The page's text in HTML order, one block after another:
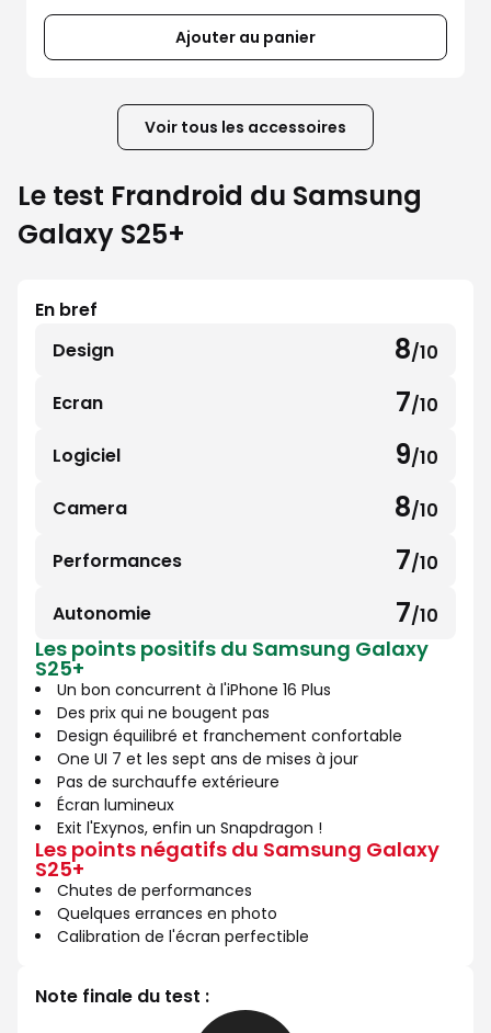
Ajouter au panier
Voir tous les accessoires
Le test Frandroid du Samsung
Galaxy S25+
En bref
Design
8/10
8
10
Ecran 7/10
7
10
Logiciel 9/10
9
10
Camera 8/10
8
10
Performances 7/10
7
10
Autonomie 7/10
7
sur
10
Les points positifs du Samsung Galaxy
S25+
Un bon concurrent à l'iPhone 16 Plus
Des prix qui ne bougent pas
Design équilibré et franchement confortable
One UI 7 et les sept ans de mises à jour
Pas de surchauffe extérieure
Écran lumineux
Exit l'Exynos, enfin un Snapdragon !
Les points négatifs du Samsung Galaxy
S25+
Chutes de performances
Quelques errances en photo
Calibration de l'écran perfectible
Note finale du test :